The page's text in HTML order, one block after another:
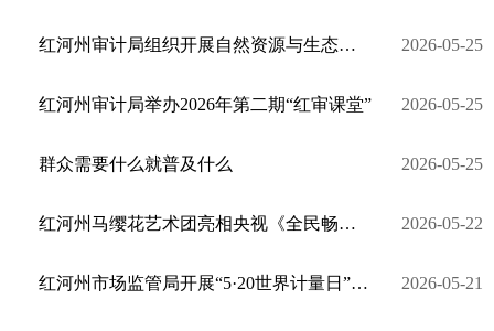
红河州审计局组织开展自然资源与生态环境审计业务培训 2026-05-25
红河州审计局举办2026年第二期“红审课堂” 2026-05-25
群众需要什么就普及什么 2026-05-25
红河州马缨花艺术团亮相央视《全民畅舞》舞台 2026-05-22
红河州市场监管局开展“5·20世界计量日”宣传活动 2026-05-21